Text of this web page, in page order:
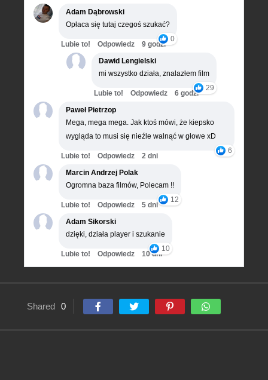
Adam Dąbrowski
Opłaca się tutaj czegoś szukać?
0
Lubie to! Odpowiedz
9 godz.
Dawid Lengielski
mi wszystko działa, znalazłem film
29
Lubie to! Odpowiedz
6 godz.
Paweł Pietrzop
Mega, mega mega. Jak ktoś mówi, że kiepsko
wygląda to musi się nieźle walnąć w głowe xD
6
Lubie to! Odpowiedz
2 dni
Marcin Andrzej Polak
Ogromna baza filmów, Polecam !!
12
Lubie to! Odpowiedz
5 dni
Adam Sikorski
dzięki, działa player i szukanie
10
Lubie to! Odpowiedz 10 dni
Shared 0